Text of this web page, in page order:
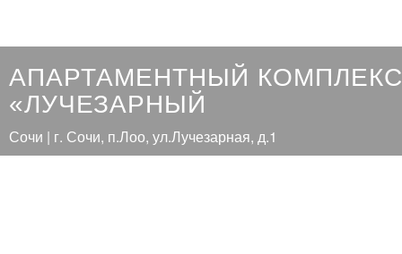
АПАРТАМЕНТНЫЙ КОМПЛЕКС
«ЛУЧЕЗАРНЫЙ
Сочи | г. Сочи, п.Лоо, ул.Лучезарная, д.1